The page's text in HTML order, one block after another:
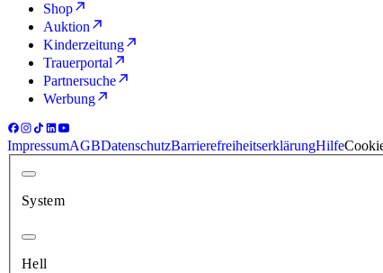
Shop
Auktion
Kinderzeitung
Trauerportal
Partnersuche
Werbung
ImpressumAGBDatenschutzBarrierefreiheitserklärungHilfe
System
Hell